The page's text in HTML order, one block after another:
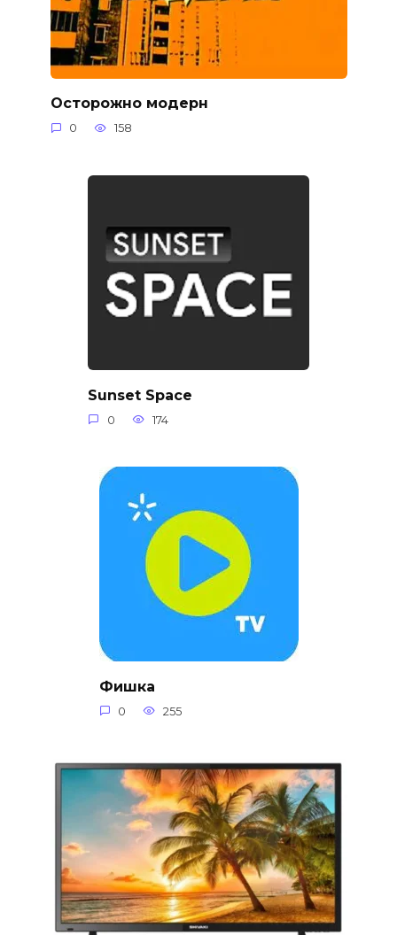
Осторожно модерн
0 158
Sunset Space
0 174
Фишка
0 255